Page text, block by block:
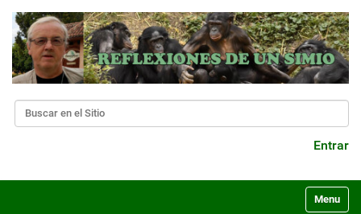
Buscar
Entrar
Toggle